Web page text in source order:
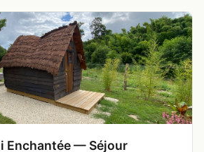
Enchantée — Séjour